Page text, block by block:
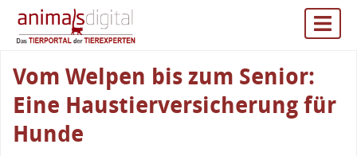
Vom Welpen bis zum Senior:
Eine Haustierversicherung für
Hunde